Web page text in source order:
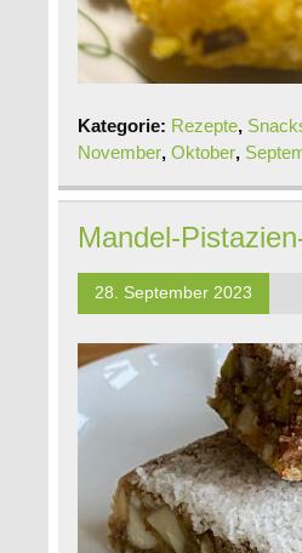
Kategorie: Rezepte,
November,Oktober,
Mandel-
28. September 2023